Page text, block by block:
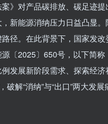
》对产品碳排放、碳足迹
新能源消纳压力日益凸显
径。在此背景下，国家发
〔2025〕650号，以下简
发展新阶段需求、探索经
解“消纳”与“出口”两大发展